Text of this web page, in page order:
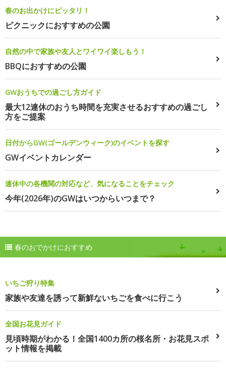
春のお出かけにピッタリ！
ピクニックにおすすめの公園
自然の中で家族や友人とワイワイ楽しもう！
BBQにおすすめの公園
GWおうちでの過ごし方ガイド
最大12連休のおうち時間を充実させるおすすめの過ごし
方をご提案
日付からGW(ゴールデンウィーク)のイベントを探す
GWイベントカレンダー
連休中の各機関の対応など、気になることをチェック
今年(2026年)のGWはいつからいつまで？
春のおでかけにおすすめ
いちご狩り特集
家族や友達を誘って新鮮ないちごを食べに行こう
全国お花見ガイド
見頃時期がわかる！全国1400カ所の桜名所・お花見スポ
ット情報を掲載